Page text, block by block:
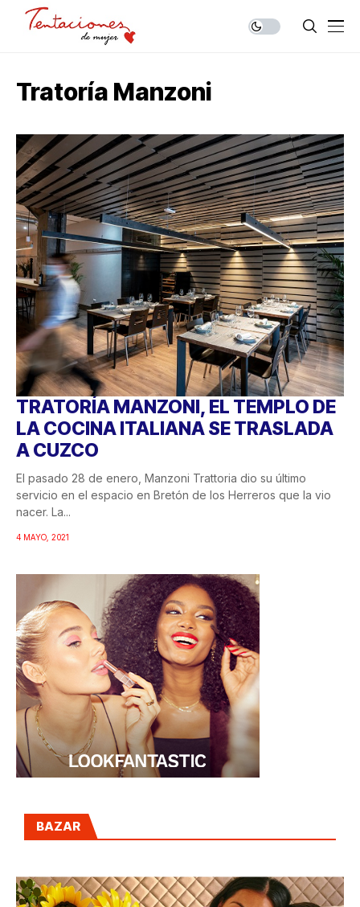
Tratoría Manzoni
TRATORÍA MANZONI, EL TEMPLO DE
LA COCINA ITALIANA SE TRASLADA
A CUZCO
El pasado 28 de enero, Manzoni Trattoria dio su último
servicio en el espacio en Bretón de los Herreros que la vio
nacer. La...
4 MAYO, 2021
BAZAR